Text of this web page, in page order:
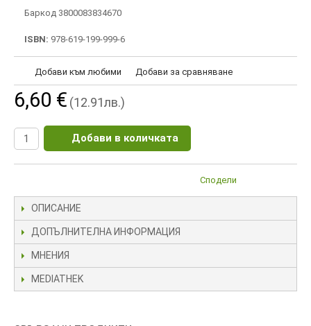
Баркод 3800083834670
ISBN: 978-619-199-999-6
Добави към любими Добави за сравняване
6,60 € (12.91лв.)
Добави в количката
Сподели
ОПИСАНИЕ
ДОПЪЛНИТЕЛНА ИНФОРМАЦИЯ
МНЕНИЯ
MEDIATHEK